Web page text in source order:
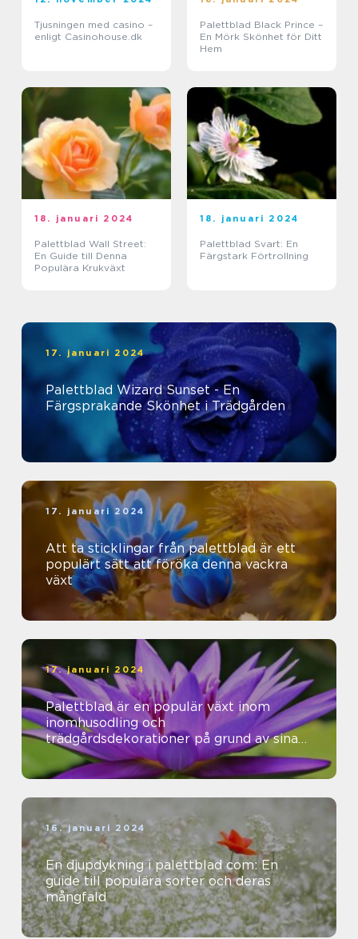
Tjusningen med casino –
enligt Casinohouse.dk
Palettblad Black Prince –
En Mörk Skönhet för Ditt
Hem
18. januari 2024
Palettblad Wall Street:
En Guide till Denna
Populära Krukväxt
18. januari 2024
Palettblad Svart: En
Färgstark Förtrollning
17. januari 2024
Palettblad Wizard Sunset - En
Färgsprakande Skönhet i Trädgården
17. januari 2024
Att ta sticklingar från palettblad är ett
populärt sätt att föröka denna vackra
växt
17. januari 2024
Palettblad är en populär växt inom
inomhusodling och
trädgårdsdekorationer på grund av sina
vackra färger och mönster
16. januari 2024
En djupdykning i palettblad com: En
guide till populära sorter och deras
mångfald